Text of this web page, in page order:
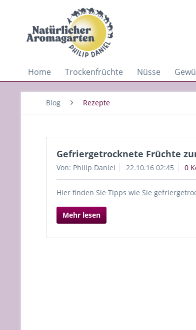
Home Trockenfrüchte Nüsse
Blog Rezepte
Gefriergetrocknete Früchte
Von: Philip Daniel 22.10.16 02:45 0
Hier finden Sie Tipps wie Sie
Mehr lesen